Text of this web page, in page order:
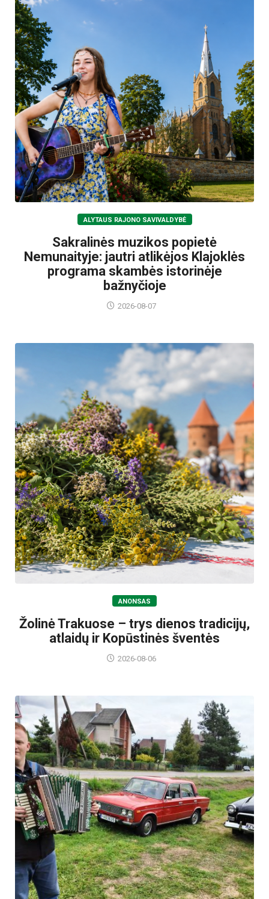
ALYTAUS RAJONO SAVIVALDYBĖ
Sakralinės muzikos popietė
Nemunaityje: jautri atlikėjos Klajoklės
programa skambės istorinėje
bažnyčioje
2026-08-07
ANONSAS
Žolinė Trakuose – trys dienos tradicijų,
atlaidų ir Kopūstinės šventės
2026-08-06